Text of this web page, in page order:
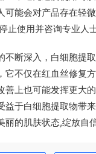
可能会对产品存在轻
止使用并咨询专业人士
不断深入，白细胞提
它不仅在红血丝修复
善上也可能发挥更大
益于白细胞提取物带
丽的肌肤状态,绽放自信